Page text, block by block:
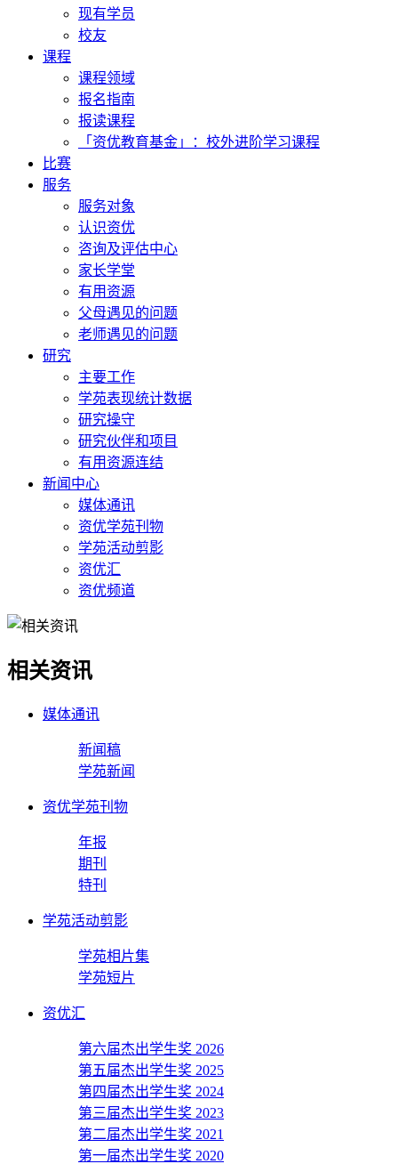
现有学员
校友
课程
课程领域
报名指南
报读课程
「资优教育基金」：校外进阶学习课程
比赛
服务
服务对象
认识资优
咨询及评估中心
家长学堂
有用资源
父母遇见的问题
老师遇见的问题
研究
主要工作
学苑表现统计数据
研究操守
研究伙伴和项目
有用资源连结
新闻中心
媒体通讯
资优学苑刊物
学苑活动剪影
资优汇
资优频道
相关资讯
媒体通讯
新闻稿
学苑新闻
资优学苑刊物
年报
期刊
特刊
学苑活动剪影
学苑相片集
学苑短片
资优汇
第六届杰出学生奖 2026
第五届杰出学生奖 2025
第四届杰出学生奖 2024
第三届杰出学生奖 2023
第二届杰出学生奖 2021
第一届杰出学生奖 2020